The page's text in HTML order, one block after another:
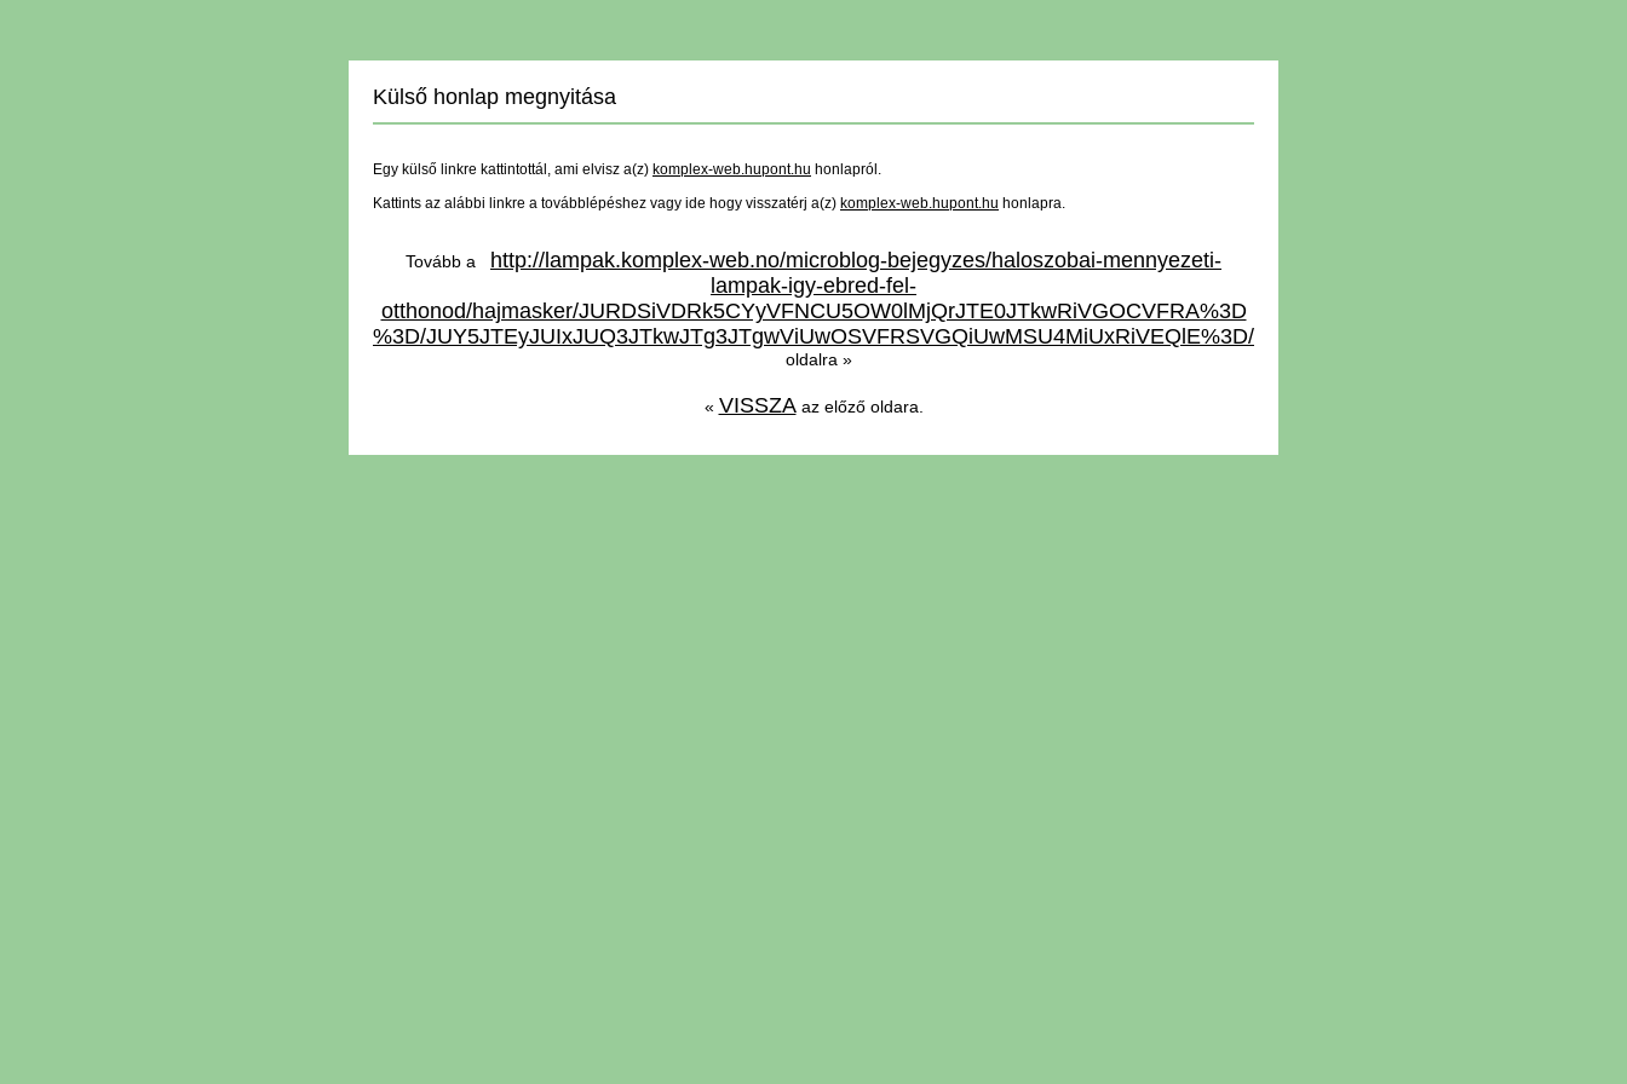
Külső honlap megnyitása
Egy külső linkre kattintottál, ami elvisz a(z) komplex-web.hupont.hu honlapról.
Kattints az alábbi linkre a továbblépéshez vagy ide hogy visszatérj a(z) komplex-web.hupont.hu honlapra.
Tovább a
http://lampak.komplex-web.no/microblog-bejegyzes/haloszobai-mennyezeti-
lampak-igy-ebred-fel-
otthonod/hajmasker/JURDSiVDRk5CYyVFNCU5OW0lMjQrJTE0JTkwRiVGOCVFRA%3D
%3D/JUY5JTEyJUIxJUQ3JTkwJTg3JTgwViUwOSVFRSVGQiUwMSU4MiUxRiVEQlE%3D/
oldalra »
« VISSZAaz előző oldara.